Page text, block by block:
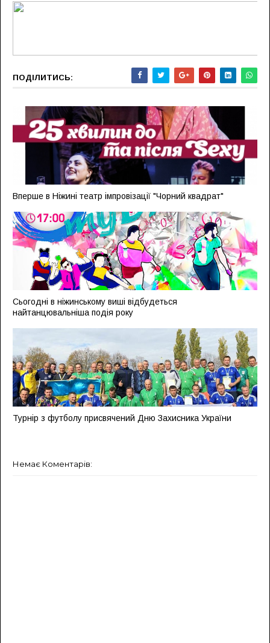
ПОДІЛИТИСЬ:
Вперше в Ніжині театр імпровізації "Чорний квадрат"
Сьогодні в ніжинському виші відбудеться
найтанцювальніша подія року
Турнір з футболу присвячений Дню Захисника України
Немає Коментарів: